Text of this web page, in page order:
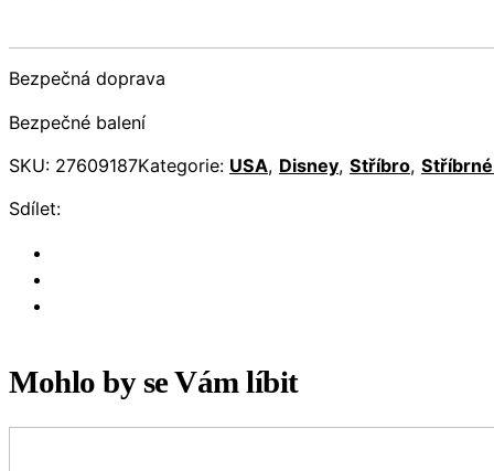
Bezpečná doprava
Bezpečné balení
SKU: 27609187Kategorie: USA, Disney, Stříbro,
Sdílet:
Mohlo by se Vám líbit